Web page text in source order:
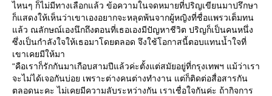
ไหนๆ ก็ไม่มีทางเลือกแล้ว ข้อความในจดหมายที่ปริญเขียนมาปรึกษา
ก็แสดงให้เห็นว่าเขาเองอยากจะหลุดพ้นจากผู้หญิงที่ชื่อแพรวเต็มทน
ล้ว ณลักษณ์เองนึกถึงตอนที่เธอเองมีปัญหาชีวิต ปริญก็เป็นคนหนึ่ง
ซึ่งเป็นกำลังใจให้เธอมาโดยตลอด จึงใช้โอกาสนี้ตอบแทนน้ำใจที่
เขาเคยมีให้มา
“คือเราก็รักกันมาเกือบสามปีแล้วค่ะตั้งแต่สมัยอยู่ที่กรุงเทพฯ แม้ว่าเรา
จะไม่ได้เจอกันบ่อย เพราะต่างคนต่างทำงาน แต่ก็ติดต่อสื่อสารกัน
ตลอดนะคะ ไม่เคยมีความลับระหว่างกัน เราเชื่อใจกันค่ะ ถ้ากิจการ